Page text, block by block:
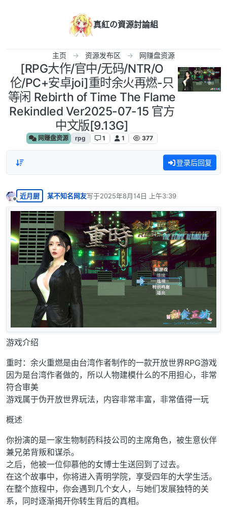
真紅の資源討論組
主页 资源发布区 网赚盘资源
[RPG大作/官中/无码/NTR/O
伦/PC+安卓joi]重时余火再燃-只
等闲 Rebirth of Time The Flame
Rekindled Ver2025-07-15 官方
中文版[9.13G]
网赚盘资源 rpg 1 1 377
登录后回复
离线
近月厨 某不知名网友写于2025年8月14日 上午3:39
最后由 编辑
游戏介绍
重时：余火重燃是由台湾作者制作的一款开放世界RPG游戏
因为是台湾作者做的，所以人物建模什么的不用担心，非常
符合审美
游戏属于伪开放世界玩法，内容非常丰富，非常值得一玩
概述
你扮演的是一家生物制药科技公司的主席角色，被生意伙伴
兼兄弟背叛和谋杀。
之后，他被一位仰慕他的女博士生送回到了过去。
在这个故事中，你将进入青明学院，享受四年的大学生活。
在整个旅程中，你会遇到几个女人，与她们发展独特的关
系，同时逐渐揭开你转生背后的真相。